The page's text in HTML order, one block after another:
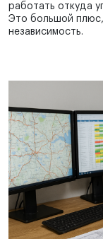
работать откуда
Это большой плюс,
независимость.